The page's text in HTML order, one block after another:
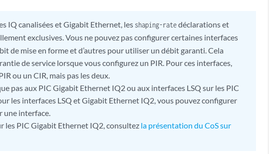
IQ canalisées et Gigabit Ethernet, les shaping-ratedéclarations et
exclusives. Vous ne pouvez pas configurer certaines interfaces
de mise en forme et d’autres pour utiliser un débit garanti. Cela
de service lorsque vous configurez un PIR. Pour ces interfaces,
ou un CIR, mais pas les deux.
pas aux PIC Gigabit Ethernet IQ2 ou aux interfaces LSQ sur les PIC
les interfaces LSQ et Gigabit Ethernet IQ2, vous pouvez configurer
une interface.
les PIC Gigabit Ethernet IQ2, consultez la présentation du CoS sur